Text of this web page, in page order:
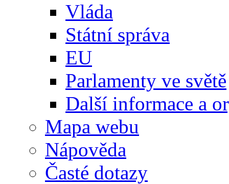
Vláda
Státní správa
EU
Parlamenty ve světě
Další informace a
Mapa webu
Nápověda
Časté dotazy